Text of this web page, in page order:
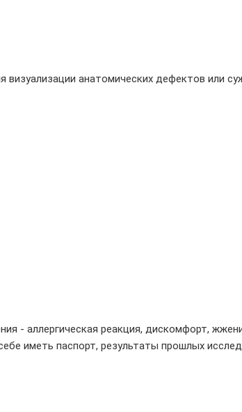
анатомических дефектов или
- аллергическая реакция, дискомфорт,
иметь паспорт, результаты прошлых